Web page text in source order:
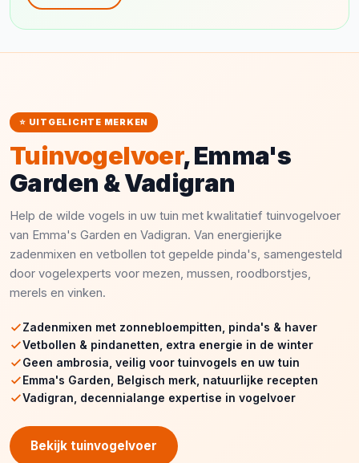
⭐ UITGELICHTE MERKEN
Tuinvogelvoer, Emma's
Garden & Vadigran
Help de wilde vogels in uw tuin met kwalitatief tuinvogelvoer
van Emma's Garden en Vadigran. Van energierijke
zadenmixen en vetbollen tot gepelde pinda's, samengesteld
door vogelexperts voor mezen, mussen, roodborstjes,
merels en vinken.
Zadenmixen met zonnebloempitten, pinda's & haver
Vetbollen & pindanetten, extra energie in de winter
Geen ambrosia, veilig voor tuinvogels en uw tuin
Emma's Garden, Belgisch merk, natuurlijke recepten
Vadigran, decennialange expertise in vogelvoer
Bekijk tuinvogelvoer